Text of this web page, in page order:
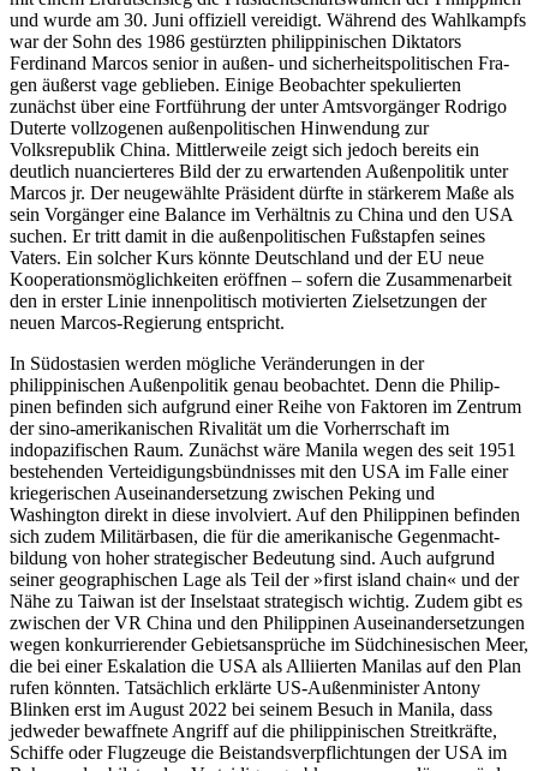
und wurde am 30. Juni offiziell vereidigt. Während des Wahlkampfs
war der Sohn des 1986 gestürzten philippinischen Diktators
Ferdinand Marcos senior in außen- und sicherheitspolitischen Fra­
gen äußerst vage geblieben. Einige Beobachter spekulierten
zunächst über eine Fort­führung der unter Amtsvorgänger Rodrigo
Duterte vollzogenen außenpolitischen Hinwendung zur
Volksrepublik China. Mittlerweile zeigt sich jedoch bereits ein
deutlich nuancierteres Bild der zu erwartenden Außenpolitik unter
Marcos jr. Der neugewählte Präsident dürfte in stärkerem Maße als
sein Vorgänger eine Balance im Verhältnis zu China und den USA
suchen. Er tritt damit in die außenpolitischen Fuß­stapfen seines
Vaters. Ein solcher Kurs könnte Deutschland und der EU neue
Koope­rationsmöglichkeiten eröffnen – sofern die Zusammenarbeit
den in erster Linie innen­politisch motivierten Zielsetzungen der
neuen Marcos-Regierung entspricht.
In Südostasien werden mögliche Verände­rungen in der
philippinischen Außen­politik genau beobachtet. Denn die Philip­
pinen befinden sich aufgrund einer Reihe von Faktoren im Zentrum
der sino-amerika­nischen Rivalität um die Vorherrschaft im
indopazifischen Raum. Zunächst wäre Manila wegen des seit 1951
bestehenden Verteidigungsbündnisses mit den USA im Falle einer
kriegerischen Auseinander­setzung zwischen Peking und
Washington direkt in diese involviert. Auf den Philip­pinen befinden
sich zudem Militärbasen, die für die amerikanische Gegenmacht­
bildung von hoher strategischer Bedeutung sind. Auch aufgrund
seiner geographischen Lage als Teil der »first island chain« und der
Nähe zu Taiwan ist der Inselstaat strate­gisch wichtig. Zudem gibt es
zwischen der VR China und den Philippinen Auseinandersetzungen
wegen konkurrierender Ge­bietsansprüche im Südchinesischen Meer,
die bei einer Eskalation die USA als Alliier­ten Manilas auf den Plan
rufen könnten. Tatsächlich erklärte US-Außenminister Antony
Blinken erst im August 2022 bei seinem Besuch in Manila, dass
jedweder bewaffnete Angriff auf die philippinischen Streitkräfte,
Schiffe oder Flugzeuge die Bei­standsverpflichtungen der USA im